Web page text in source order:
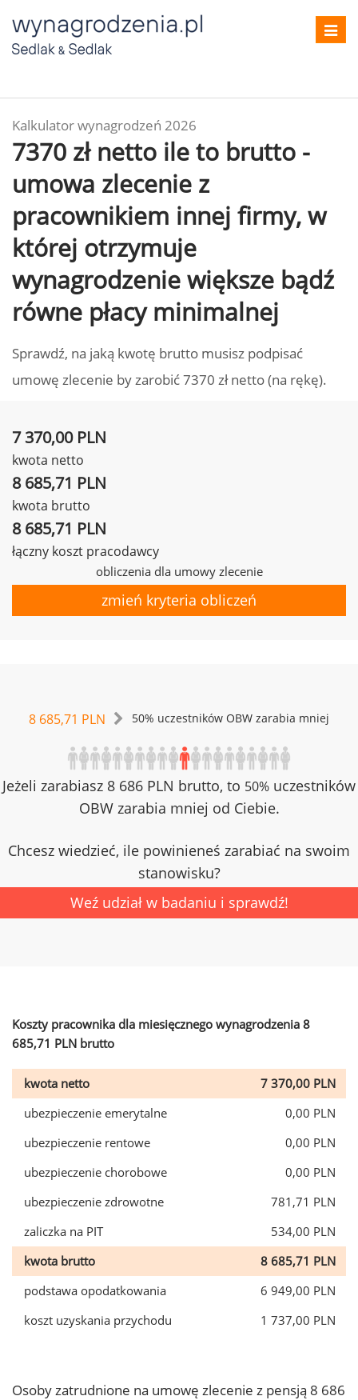
Kalkulator wynagrodzeń 2026
7370 zł netto ile to brutto -
umowa zlecenie z
pracownikiem innej firmy, w
której otrzymuje
wynagrodzenie większe bądź
równe płacy minimalnej
Sprawdź, na jaką kwotę brutto musisz podpisać
umowę zlecenie by zarobić 7370 zł netto (na rękę).
7 370,00 PLN
kwota netto
8 685,71 PLN
kwota brutto
8 685,71 PLN
łączny koszt pracodawcy
obliczenia dla umowy zlecenie
zmień kryteria obliczeń
8 685,71 PLN 50% uczestników OBW zarabia mniej
Jeżeli zarabiasz 8 686 PLN brutto, to 50% uczestników
OBW zarabia mniej od Ciebie.
Chcesz wiedzieć, ile powinieneś zarabiać na swoim
stanowisku?
Weź udział w badaniu i sprawdź!
Koszty pracownika dla miesięcznego wynagrodzenia 8
685,71 PLN brutto
kwota netto
7 370,00 PLN
ubezpieczenie emerytalne
0,00 PLN
ubezpieczenie rentowe
0,00 PLN
ubezpieczenie chorobowe
0,00 PLN
ubezpieczenie zdrowotne
781,71 PLN
zaliczka na PIT
534,00 PLN
kwota brutto
8 685,71 PLN
podstawa opodatkowania
6 949,00 PLN
koszt uzyskania przychodu
1 737,00 PLN
Osoby zatrudnione na umowę zlecenie z pensją 8 686